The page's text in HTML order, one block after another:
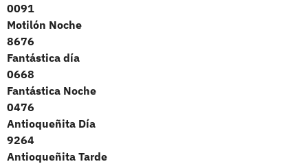
0091
Motilón Noche
8676
Fantástica día
0668
Fantástica Noche
0476
Antioqueñita Día
9264
Antioqueñita Tarde